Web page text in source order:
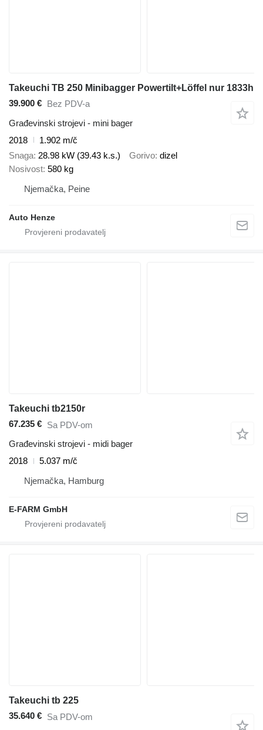
Takeuchi TB 250 Minibagger Powertilt+Löffel nur 1833h
39.900 € Bez PDV-a
Građevinski strojevi - mini bager
2018
1.902 m/č
Snaga 28.98 kW (39.43 k.s.) Gorivo dizel
Nosivost 580 kg
Njemačka, Peine
Auto Henze
Takeuchi tb2150r
67.235 € Sa PDV-om
Građevinski strojevi - midi bager
2018
5.037 m/č
Njemačka, Hamburg
E-FARM GmbH
Takeuchi tb 225
35.640 € Sa PDV-om